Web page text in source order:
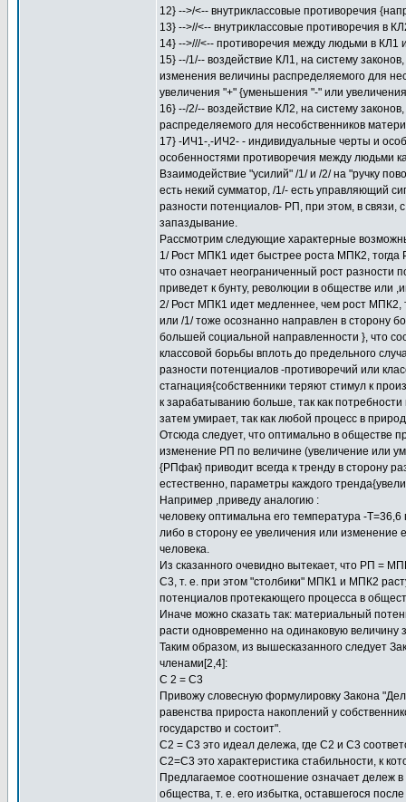
12} -->/<-- внутриклассовые противоречия
13} -->//<-- внутриклассовые противоречия в
14} -->///<-- противоречия между людьми в
15} --/1/-- воздействие КЛ1, на систему
изменения величины распределяемого для
увеличения "+" {уменьшения "-" или
16} --/2/-- воздействие КЛ2, на систему
распределяемого для несобственников
17} -ИЧ1-,-ИЧ2- - индивидуальные черты и
особенностями противоречия между людьми
Взаимодействие "усилий" /1/ и /2/ на "ручку
есть некий сумматор, /1/- есть управляющий
разности потенциалов- РП, при этом, в
запаздывание.
Рассмотрим следующие характерные
1/ Рост МПК1 идет быстрее роста МПК2,
что означает неограниченный рост
приведет к бунту, революции в обществе или
2/ Рост МПК1 идет медленнее, чем рост МПК2,
или /1/ тоже осознанно направлен в сторону
большей социальной направленности }, что
классовой борьбы вплоть до предельного
разности потенциалов -противоречий или
стагнация{собственники теряют стимул к
к зарабатыванию больше, так как
затем умирает, так как любой процесс в
Отсюда следует, что оптимально в обществе
изменение РП по величине (увеличение или
{РПфак} приводит всегда к тренду в сторону
естественно, параметры каждого
Например ,приведу аналогию :
человеку оптимальна его температура -
либо в сторону ее увеличения или изменение
человека.
Из сказанного очевидно вытекает, что РП =
С3, т. е. при этом "столбики" МПК1 и МПК2
потенциалов протекающего процесса в
Иначе можно сказать так: материальный
расти одновременно на одинаковую величину
Таким образом, из вышесказанного следует
членами[2,4]:
C 2 = C3
Привожу словесную формулировку Закона
равенства прироста накоплений у
государство и состоит".
С2 = С3 это идеал дележа, где С2 и С3
С2=С3 это характеристика стабильности, к
Предлагаемое соотношение означает дележ
общества, т. е. его избытка, оставшегося